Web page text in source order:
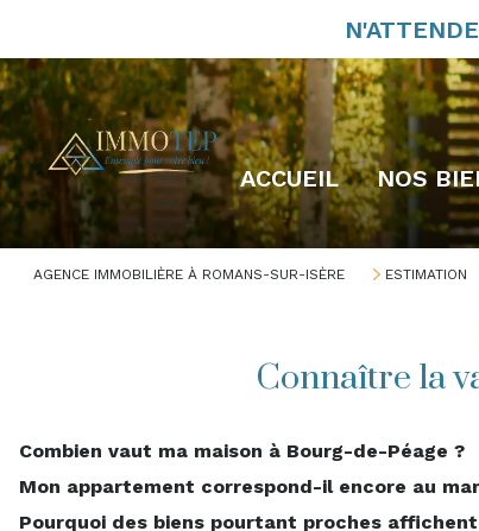
ACCUEIL NOS
En vente
Nos biens
Nos biens à
AGENCE IMMOBILIÈRE À ROMANS-SUR-ISÈRE ESTIMATION
Connaître la
Combien vaut ma maison à Bourg-de-Péage ?
Mon appartement correspond-il encore au
Pourquoi des biens pourtant proches